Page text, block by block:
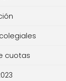
cuotas